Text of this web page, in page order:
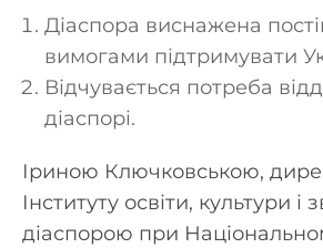
Діаспора виснажена
вимогами підтримувати
Відчувається потреба
діаспорі.
Іриною Ключковською,
Інституту освіти, культури і
діаспорою при